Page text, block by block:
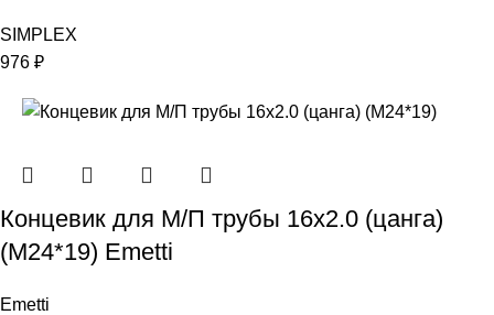
SIMPLEX
976 ₽
Концевик для М/П трубы 16х2.0 (цанга)
(М24*19) Emetti
Emetti